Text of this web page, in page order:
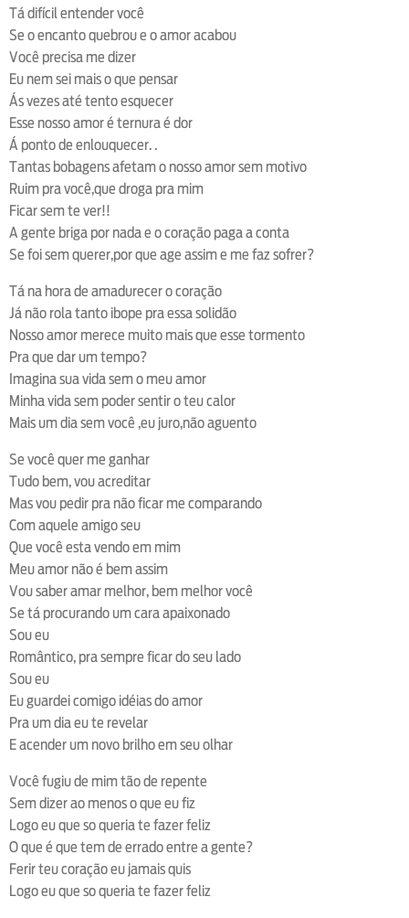
Tá difícil entender você
Se o encanto quebrou e o amor acabou
Você precisa me dizer
Eu nem sei mais o que pensar
Ás vezes até tento esquecer
Esse nosso amor é ternura é dor
Á ponto de enlouquecer. .
Tantas bobagens afetam o nosso amor sem motivo
Ruim pra você,que droga pra mim
Ficar sem te ver!!
A gente briga por nada e o coração paga a conta
Se foi sem querer,por que age assim e me faz sofrer?
Tá na hora de amadurecer o coração
Já não rola tanto ibope pra essa solidão
Nosso amor merece muito mais que esse tormento
Pra que dar um tempo?
Imagina sua vida sem o meu amor
Minha vida sem poder sentir o teu calor
Mais um dia sem você ,eu juro,não aguento
Se você quer me ganhar
Tudo bem, vou acreditar
Mas vou pedir pra não ficar me comparando
Com aquele amigo seu
Que você esta vendo em mim
Meu amor não é bem assim
Vou saber amar melhor, bem melhor você
Se tá procurando um cara apaixonado
Sou eu
Romântico, pra sempre ficar do seu lado
Sou eu
Eu guardei comigo idéias do amor
Pra um dia eu te revelar
E acender um novo brilho em seu olhar
Você fugiu de mim tão de repente
Sem dizer ao menos o que eu fiz
Logo eu que so queria te fazer feliz
O que é que tem de errado entre a gente?
Ferir teu coração eu jamais quis
Logo eu que so queria te fazer feliz